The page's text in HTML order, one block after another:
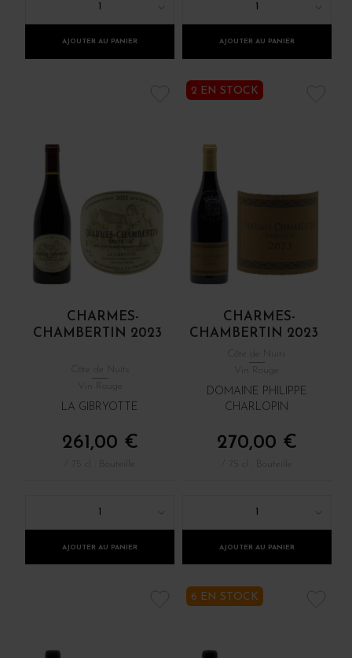
1
AJOUTER AU PANIER
1
AJOUTER AU PANIER
CHARMES-
CHAMBERTIN 2023
LA GIBRYOTTE
261,00 €
AJOUTER AU PANIER
2 EN STOCK
CHARMES-
CHAMBERTIN 2023
DOMAINE PHILIPPE
CHARLOPIN
270,00 €
AJOUTER AU PANIER
6 EN STOCK